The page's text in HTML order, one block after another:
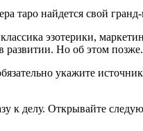
таро найдется свой
эзотерики,
развитии. Но об этом позже.
укажите источник
к делу. Открывайте